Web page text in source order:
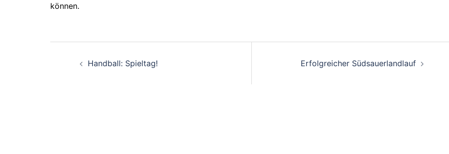
können.
Handball: Spieltag! Erfolgreicher Südsauerlandlauf